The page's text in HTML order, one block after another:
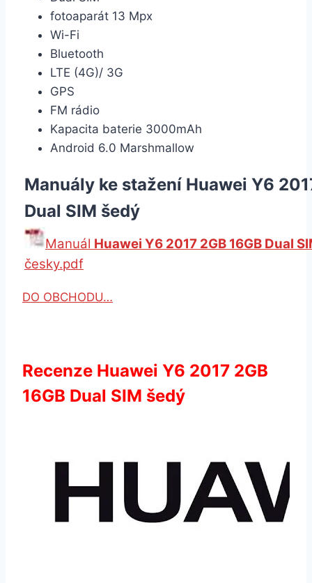
fotoaparát 13 Mpx
Wi-Fi
Bluetooth
LTE (4G)/ 3G
GPS
FM rádio
Kapacita baterie 3000mAh
Android 6.0 Marshmallow
Manuály ke stažení Huawei Y6
Dual SIM šedý
Manuál Huawei Y6 2017 2GB 16GB Dual
česky.pdf
DO OBCHODU…
Recenze Huawei Y6 2017 2GB
16GB Dual SIM šedý